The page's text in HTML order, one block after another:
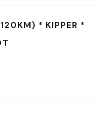
* KIPPER *